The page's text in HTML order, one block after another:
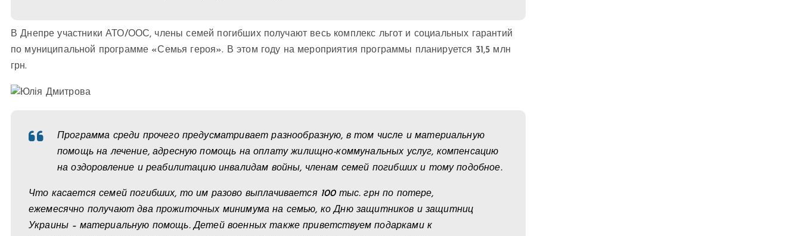
В Днепре участники АТО/ООС, члены семей погибших получают весь комплекс льгот и социальных гарантий
по муниципальной программе «Семья героя». В этом году на мероприятия программы планируется 31,5 млн
грн.
Программа среди прочего предусматривает разнообразную, в том числе и материальную
помощь на лечение, адресную помощь на оплату жилищно-коммунальных услуг, компенсацию
на оздоровление и реабилитацию инвалидам войны, членам семей погибших и тому подобное.
Что касается семей погибших, то им разово выплачивается 100 тыс. грн по потере,
ежемесячно получают два прожиточных минимума на семью, ко Дню защитников и защитниц
Украины – материальную помощь. Детей военных также приветствуем подарками к